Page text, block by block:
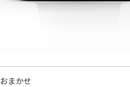
おまかせ